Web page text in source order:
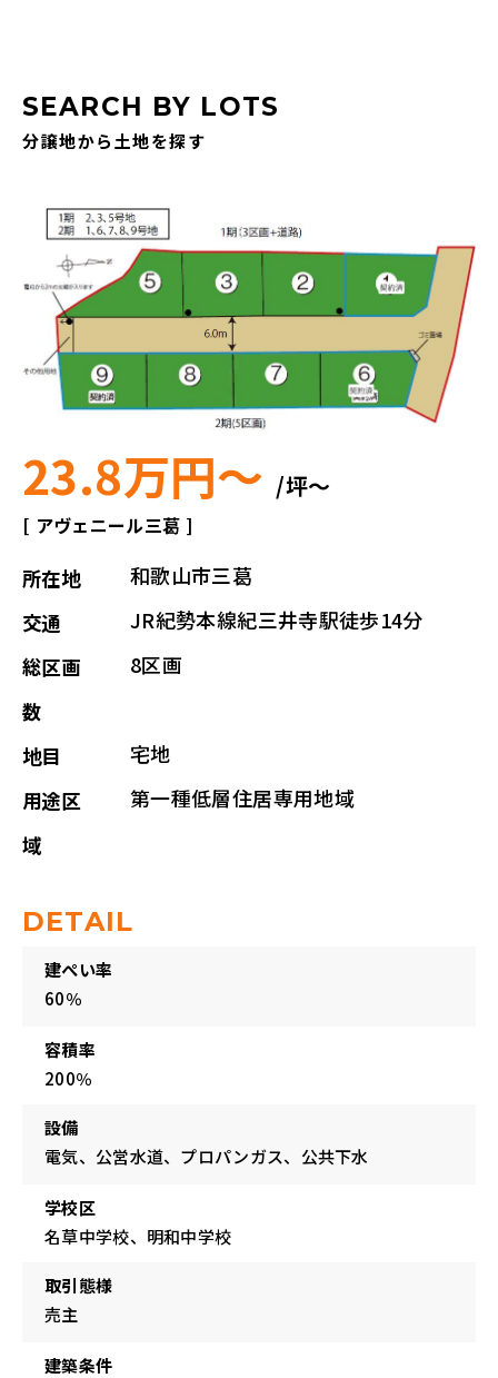
SEARCH BY LOTS
分譲地から土地を探す
23.8万円～ /坪〜
[ アヴェニール三葛 ]
所在地 和歌山市三葛
交通 JR紀勢本線紀三井寺駅徒歩14分
総区画
数
8区画
地目 宅地
用途区
域
第一種低層住居専用地域
DETAIL
建ぺい率
60％
容積率
200％
設備
電気、公営水道、プロパンガス、公共下水
学校区
名草中学校、明和中学校
取引態様
売主
建築条件